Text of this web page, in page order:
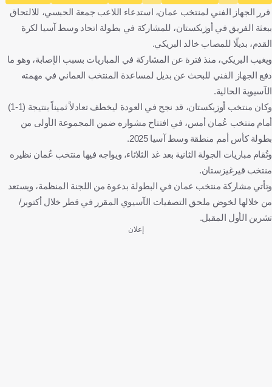
قرر الجهاز الفني لمنتخب عمان، استدعاء اللاعب جمعة الحبسي، للالتحاق
ببعثة الفريق في أوزبكستان، للمشاركة في بطولة اتحاد وسط آسيا لكرة
القدم، بديلًا للمصاب خالد البريكي.
ويغيب البريكي، منذ فترة عن المشاركة في المباريات بسبب الإصابة، وهو ما
دفع الجهاز الفني للبحث عن بديل لمساعدة المنتخب العماني في مهمته
الآسيوية الحالية.
وكان منتخب أوزبكستان، قد نجح في العودة ليخطف تعادلاً ثميناً بنتيجة (1-1)
أمام منتخب عُمان أمس، في افتتاح مشواره ضمن المجموعة الأولى من
بطولة كأس أمم منطقة وسط آسيا 2025.
وتُقام مباريات الجولة الثانية بعد غد الثلاثاء، ويواجه فيها منتخب عُمان نظيره
منتخب قيرغيزستان.
وتأتي مشاركة منتخب عمان في البطولة بدعوة من اللجنة المنظمة، ويستعد
من خلالها لخوض ملحق التصفيات الآسيوي المقرر في قطر خلال أكتوبر/
تشرين الأول المقبل.
إعلان